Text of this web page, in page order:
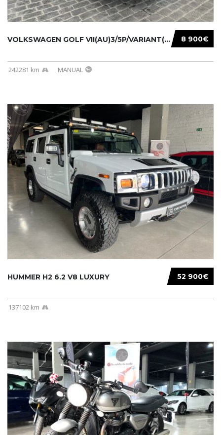
8 900€
VOLKSWAGEN GOLF VII(AU)3/5P/VARIANT(12-16 20...
242281 km MANUAL
52 900€
HUMMER H2 6.2 V8 LUXURY
137102 km